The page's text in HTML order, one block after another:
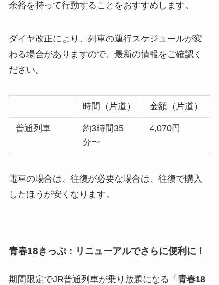
余裕を持って行動することをおすすめします。
ダイヤ改正により、列車の運行スケジュールが変
わる場合がありますので、最新の情報をご確認く
ださい。
時間（片道） 金額（片道）
普通列車
約3時間35
分〜
4,070円
電車の場合は、往復が必要な場合は、往復で購入
したほうが安くなります。
青春18きっぷ：リニューアルでさらに便利に！
期間限定でJR普通列車が乗り放題になる 「青春18